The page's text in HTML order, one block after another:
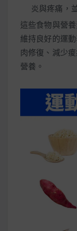
炎與疼痛，
這些食物與營
維持良好的運
肉修復、減少
營養。